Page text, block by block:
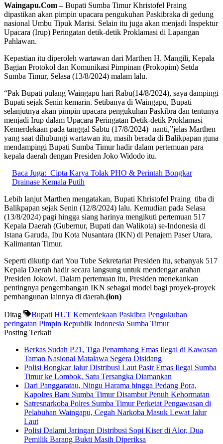
Waingapu.Com –Bupati Sumba Timur Khristofel Praing
dipastikan akan pimpin upacara pengukuhan Paskibraka di gedung
nasional Umbu Tipuk Marisi. Selain itu juga akan menjadi Inspektur
Upacara (Irup) Peringatan detik-detik Proklamasi di Lapangan
Pahlawan.
Kepastian itu diperoleh wartawan dari Marthen H. Mangili, Kepala
Bagian Protokol dan Komunikasi Pimpinan (Prokopim) Setda
Sumba Timur, Selasa (13/8/2024) malam lalu.
“Pak Bupati pulang Waingapu hari Rabu(14/8/2024), saya dampingi
Bupati sejak Senin kemarin. Setibanya di Waingapu, Bupati
selanjutnya akan pimpin upacara pengukuhan Paskibra dan tentunya
menjadi Irup dalam Upacara Peringatan Detik-detik Proklamasi
Kemerdekaan pada tanggal Sabtu (17/8/2024) nanti,”jelas Marthen
yang saat dihubungi wartawan itu, masih berada di Balikpapan guna
mendampingi Bupati Sumba Timur hadir dalam pertemuan para
kepala daerah dengan Presiden Joko Widodo itu.
Baca Juga: Cipta Karya Tolak PHO & Perintah Bongkar
Drainase Kemala Putih
Lebih lanjut Marthen mengatakan, Bupati Khristofel Praing tiba di
Balikpapan sejak Senin (12/8/2024) lalu. Kemudian pada Selasa
(13/8/2024) pagi hingga siang harinya mengikuti pertemuan 517
Kepala Daerah (Gubernur, Bupati dan Walikota) se-Indonesia di
Istana Garuda, Ibu Kota Nusantara (IKN) di Penajem Paser Utara,
Kalimantan Timur.
Seperti dikutip dari You Tube Sekretariat Presiden itu, sebanyak 517
Kepala Daerah hadir secara langsung untuk mendengar arahan
Presiden Jokowi. Dalam pertemuan itu, Presiden menekankan
pentingnya pengembangan IKN sebagai model bagi proyek-proyek
pembangunan lainnya di daerah.(ion)
Ditag Bupati HUT Kemerdekaan Paskibra Pengukuhan
peringatan Pimpin Republik Indonesia Sumba Timur
Posting Terkait
Berkas Sudah P21, Tiga Penambang Emas Ilegal di Kawasan
Taman Nasional Matalawa Segera Disidang
Polisi Bongkar Jalur Distribusi Laut Pasir Emas Ilegal Sumba
Timur ke Lombok, Satu Tersangka Diamankan
Dari Panggaratau, Ningu Harama hingga Pedang Pora,
Kapolres Baru Sumba Timur Disambut Penuh Kehormatan
Satresnarkoba Polres Sumba Timur Perketat Pengawasan di
Pelabuhan Waingapu, Cegah Narkoba Masuk Lewat Jalur
Laut
Polisi Dalami Jaringan Distribusi Sopi Kiser di Alor, Dua
Pemilik Barang Bukti Masih Diperiksa